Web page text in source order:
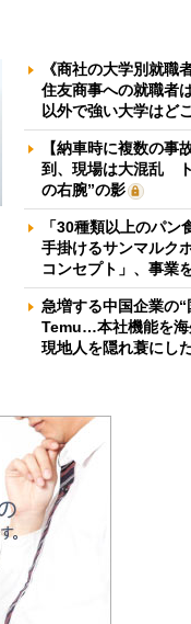
《商社の大学別就職
住友商事への就職者
以外で強い大学はど
【納車時に複数の事
到、現場は大混乱
の右腕”の影
「30種類以上のパ
手掛けるサンマルク
コンセプト」、事業
急増する中国企業の
Temu…本社機能を
現地人を隠れ蓑にし